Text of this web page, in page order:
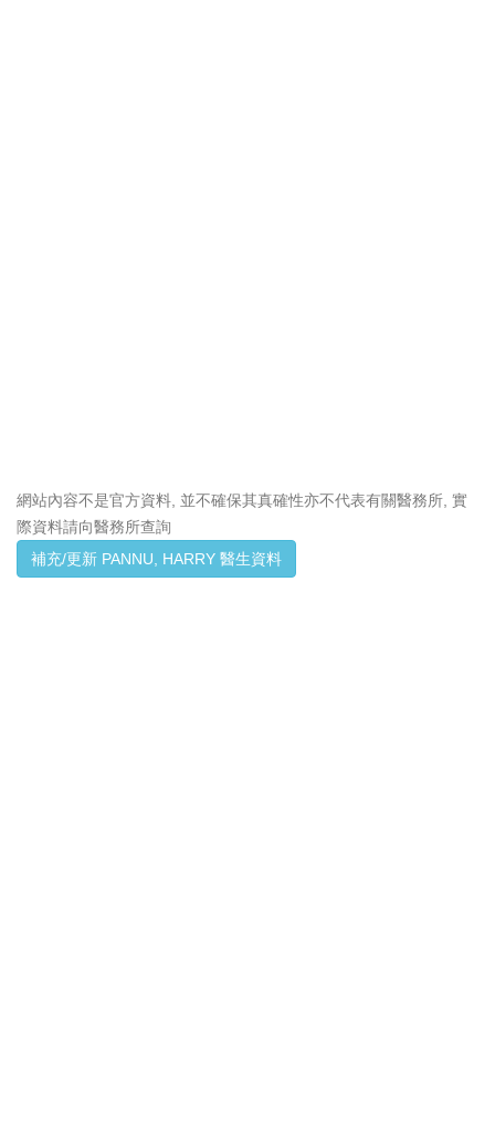
網站內容不是官方資料, 並不確保其真確性亦不代表有關醫務所, 實
際資料請向醫務所查詢
補充/更新 PANNU, HARRY 醫生資料